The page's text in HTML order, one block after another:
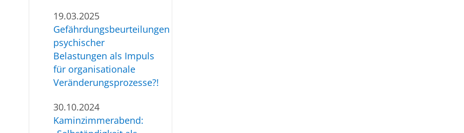
19.03.2025
Gefährdungsbeurteilungen
psychischer
Belastungen als Impuls
für organisationale
Veränderungsprozesse?!
30.10.2024
Kaminzimmerabend: